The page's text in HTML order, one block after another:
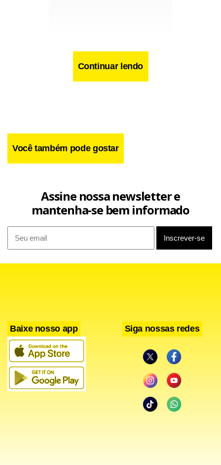
Facebook
WhatsApp
LinkedIn
Twitter
X
Continuar lendo
Você também pode gostar
Assine nossa newsletter e
mantenha-se bem informado
Baixe nosso app Siga nossas redes